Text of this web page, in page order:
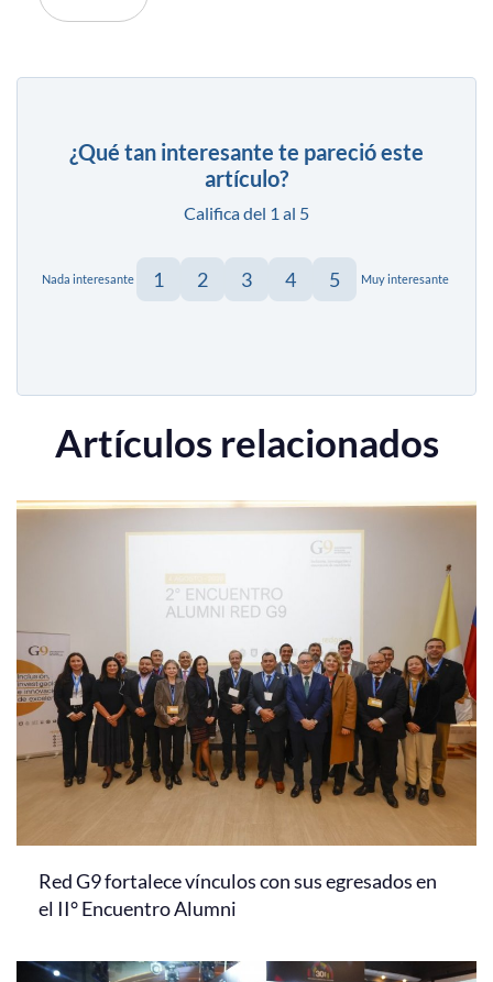
¿Qué tan interesante te pareció este
artículo?
Califica del 1 al 5
Nada interesante 1 2 3 4 5 Muy interesante
Artículos relacionados
Red G9 fortalece vínculos con sus egresados en
el II° Encuentro Alumni